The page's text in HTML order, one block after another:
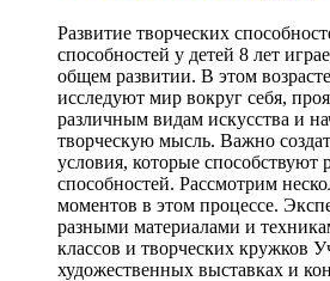
Развитие творческих
способностей у детей 8 лет
общем развитии. В этом
исследуют мир вокруг себя,
различным видам искусства и
творческую мысль. Важно
условия, которые способствуют
способностей. Рассмотрим
моментов в этом процессе.
разными материалами и
классов и творческих кружков
художественных выставках и